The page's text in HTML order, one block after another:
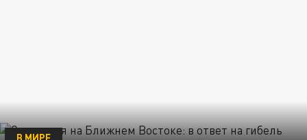
В МИРЕ